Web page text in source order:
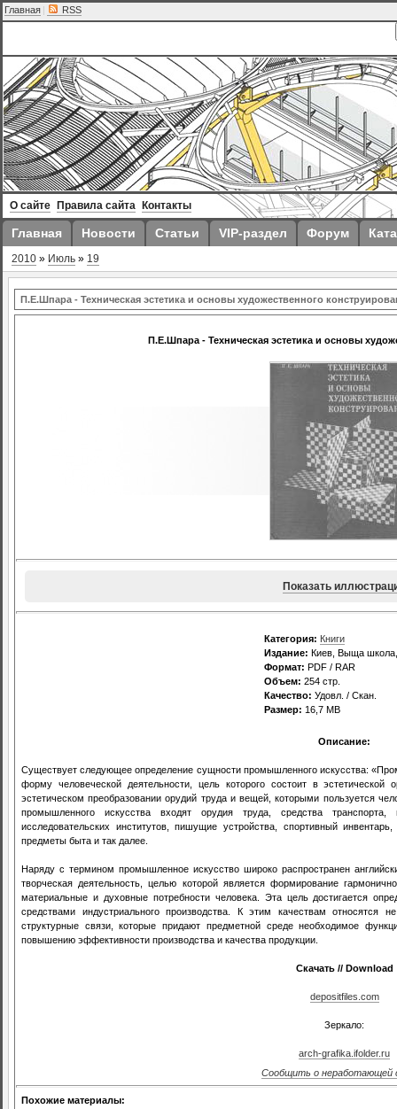
Главная | RSS
О сайте Правила сайта Контакты
Главная Новости Статьи VIP-раздел Форум
2010 » Июль » 19
П.Е.Шпара - Техническая эстетика и основы художественного
П.Е.Шпара - Техническая эстетика и основы
Показать
Категория: Книги
Издание: Киев, Выща
Формат: PDF / RAR
Объем: 254 стр.
Качество: Удовл. / Скан.
Размер: 16,7 MB
Описание:
Существует следующее определение сущности промышленного искусства:
форму человеческой деятельности, цель которого состоит в
эстетическом преобразовании орудий труда и вещей, которыми пользуется
промышленного искусства входят орудия труда, средства
исследовательских институтов, пишущие устройства, спортивный
предметы быта и так далее.
Наряду с термином промышленное искусство широко распространен
творческая деятельность, целью которой является формирование
материальные и духовные потребности человека. Эта цель достигается
средствами индустриального производства. К этим качествам
структурные связи, которые придают предметной среде необходимое
повышению эффективности производства и качества продукции.
Скачать // Download
depositfiles.com
Зеркало:
arch-grafika.ifolder.ru
Сообщить о неработающей
Похожие материалы: